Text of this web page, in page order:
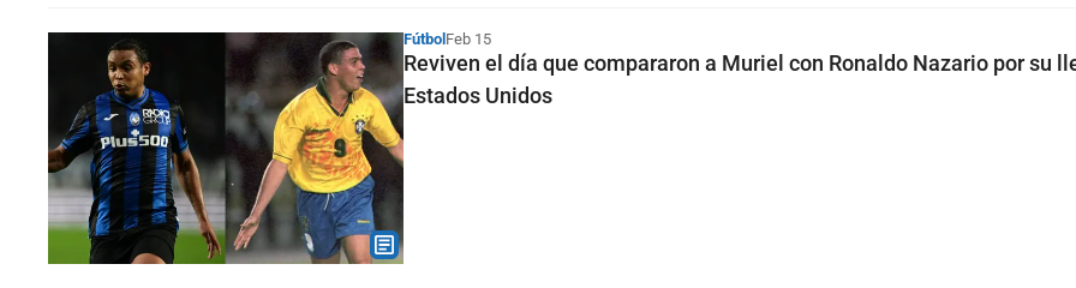
Fútbol Feb 15
Reviven el día que compararon a Muriel con Ronaldo Nazario por su
Estados Unidos